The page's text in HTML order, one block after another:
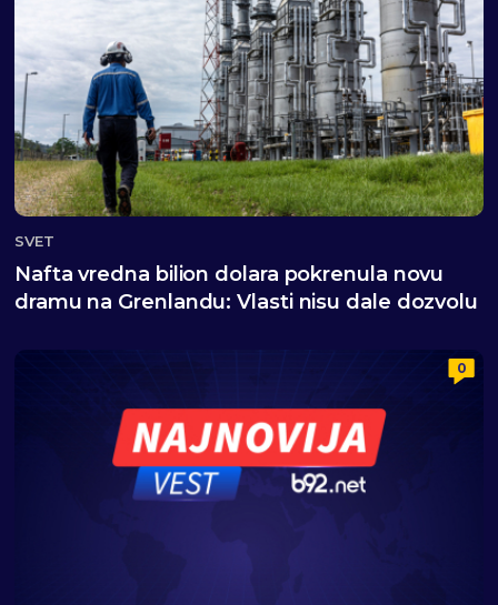
SVET
Nafta vredna bilion dolara pokrenula novu
dramu na Grenlandu: Vlasti nisu dale dozvolu
0